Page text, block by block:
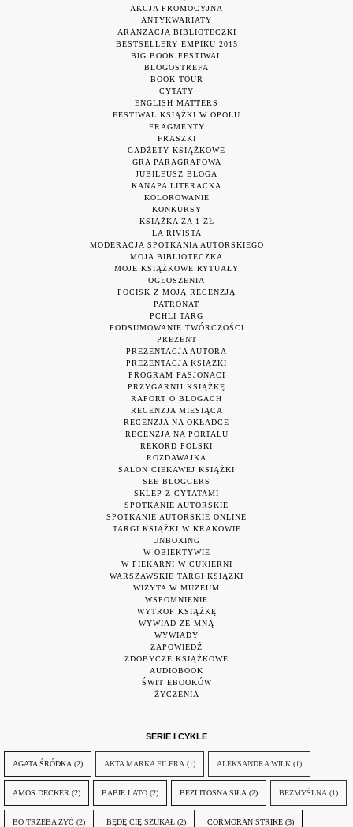
AKCJA PROMOCYJNA
ANTYKWARIATY
ARANŻACJA BIBLIOTECZKI
BESTSELLERY EMPIKU 2015
BIG BOOK FESTIWAL
BLOGOSTREFA
BOOK TOUR
CYTATY
ENGLISH MATTERS
FESTIWAL KSIĄŻKI W OPOLU
FRAGMENTY
FRASZKI
GADŻETY KSIĄŻKOWE
GRA PARAGRAFOWA
JUBILEUSZ BLOGA
KANAPA LITERACKA
KOLOROWANIE
KONKURSY
KSIĄŻKA ZA 1 ZŁ
LA RIVISTA
MODERACJA SPOTKANIA AUTORSKIEGO
MOJA BIBLIOTECZKA
MOJE KSIĄŻKOWE RYTUAŁY
OGŁOSZENIA
POCISK Z MOJĄ RECENZJĄ
PATRONAT
PCHLI TARG
PODSUMOWANIE TWÓRCZOŚCI
PREZENT
PREZENTACJA AUTORA
PREZENTACJA KSIĄŻKI
PROGRAM PASJONACI
PRZYGARNIJ KSIĄŻKĘ
RAPORT O BLOGACH
RECENZJA MIESIĄCA
RECENZJA NA OKŁADCE
RECENZJA NA PORTALU
REKORD POLSKI
ROZDAWAJKA
SALON CIEKAWEJ KSIĄŻKI
SEE BLOGGERS
SKLEP Z CYTATAMI
SPOTKANIE AUTORSKIE
SPOTKANIE AUTORSKIE ONLINE
TARGI KSIĄŻKI W KRAKOWIE
UNBOXING
W OBIEKTYWIE
W PIEKARNI W CUKIERNI
WARSZAWSKIE TARGI KSIĄŻKI
WIZYTA W MUZEUM
WSPOMNIENIE
WYTROP KSIĄŻKĘ
WYWIAD ZE MNĄ
WYWIADY
ZAPOWIEDŹ
ZDOBYCZE KSIĄŻKOWE
AUDIOBOOK
ŚWIT EBOOKÓW
ŻYCZENIA
SERIE I CYKLE
AGATA ŚRÓDKA (2) AKTA MARKA FILERA (1) ALEKSANDRA WILK (1)
AMOS DECKER (2) BABIE LATO (2) BEZLITOSNA SIŁA (2) BEZMYŚLNA (1)
BO TRZEBA ŻYĆ (2) BĘDĘ CIĘ SZUKAŁ (2) CORMORAN STRIKE (3)